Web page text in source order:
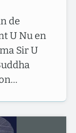
de
U Nu en
Sir U